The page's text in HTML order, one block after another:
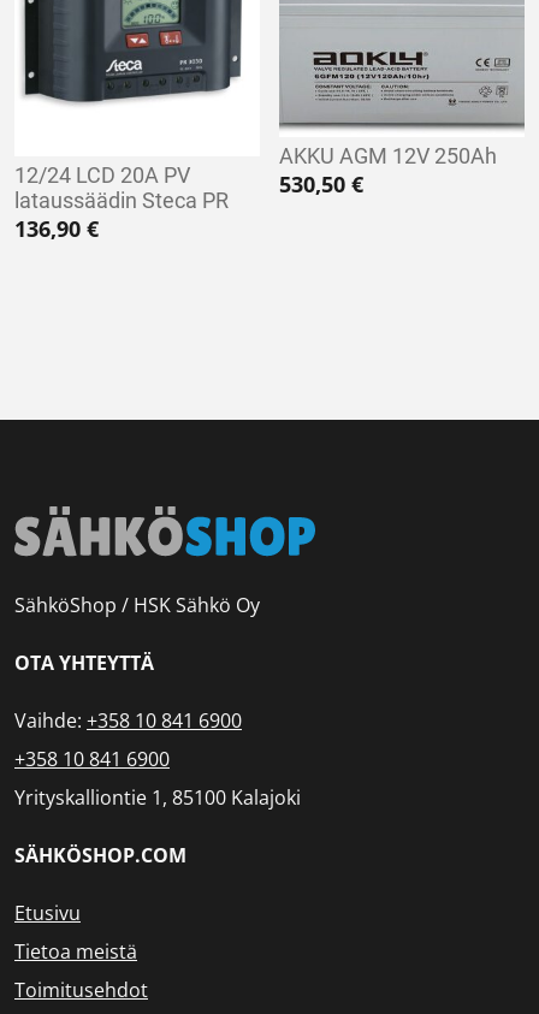
12/24 LCD 20A PV
lataussäädin Steca PR
136,90 €
AKKU AGM 12V 250Ah
530,50€
SähköShop / HSK Sähkö Oy
OTA YHTEYTTÄ
Vaihde: +358 10 841 6900
+358 10 841 6900
Yrityskalliontie 1, 85100 Kalajoki
SÄHKÖSHOP.COM
Etusivu
Tietoa meistä
Toimitusehdot